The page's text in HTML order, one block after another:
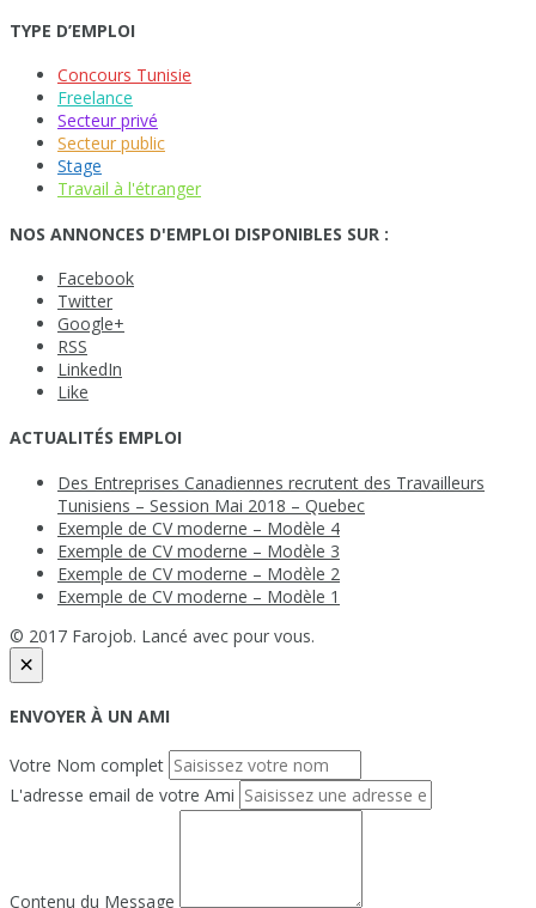
TYPE D’EMPLOI
Concours Tunisie
Freelance
Secteur privé
Secteur public
Stage
Travail à l'étranger
NOS ANNONCES D'EMPLOI DISPONIBLES SUR :
Facebook
Twitter
Google+
RSS
LinkedIn
Like
ACTUALITÉS EMPLOI
Des Entreprises Canadiennes recrutent des Travailleurs
Tunisiens – Session Mai 2018 – Quebec
Exemple de CV moderne – Modèle 4
Exemple de CV moderne – Modèle 3
Exemple de CV moderne – Modèle 2
Exemple de CV moderne – Modèle 1
© 2017 Farojob. Lancé avec pour vous.
×
ENVOYER À UN AMI
Votre Nom complet
L'adresse email de votre Ami
Contenu du Message